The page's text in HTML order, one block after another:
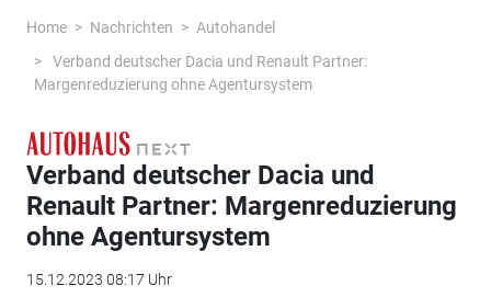
Home Nachrichten
Autohandel
Verband deutscher Dacia und Renault Partner:
Margenreduzierung ohne Agentursystem
Verband deutscher Dacia und
Renault Partner: Margenreduzierung
ohne Agentursystem
15.12.2023 08:17 Uhr